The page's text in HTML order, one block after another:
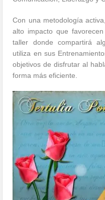
Con una metodología
alto impacto que
taller donde compartirá
utiliza en sus
objetivos de disfrutar al
forma más eficiente.